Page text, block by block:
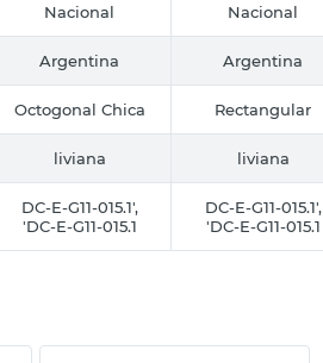
Nacional Nacional
Argentina Argentina
Octogonal Chica Rectangular
liviana liviana
DC-E-G11-015.1',
'DC-E-G11-015.1
DC-E-G11-015.1',
'DC-E-G11-015.1